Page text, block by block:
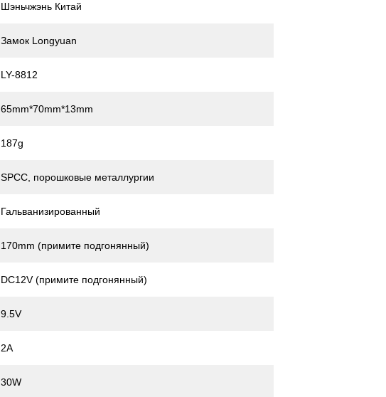
Шэньчжэнь Китай
Замок Longyuan
LY-8812
65mm*70mm*13mm
187g
SPCC, порошковые металлургии
Гальванизированный
170mm (примите подгонянный)
DC12V (примите подгонянный)
9.5V
2A
30W